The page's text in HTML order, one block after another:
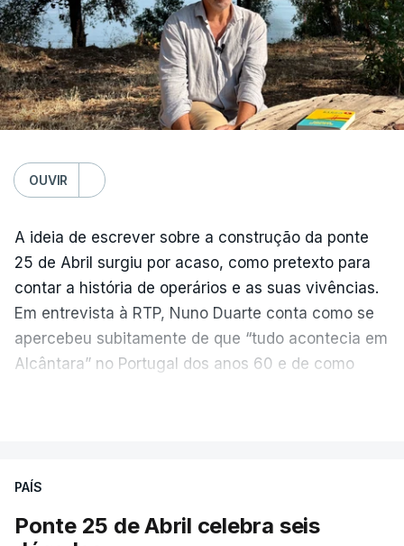
OUVIR
A ideia de escrever sobre a construção da ponte
25 de Abril surgiu por acaso, como pretexto para
contar a história de operários e as suas vivências.
Em entrevista à RTP, Nuno Duarte conta como se
apercebeu subitamente de que “tudo acontecia em
Alcântara” no Portugal dos anos 60 e de como
forma inesperada, através da literatura.
Em “Pés de Barro”,
PAÍS
Ponte 25 de Abril celebra seis